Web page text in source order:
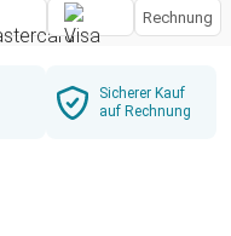
Rechnung
Sicherer Kauf
auf Rechnung